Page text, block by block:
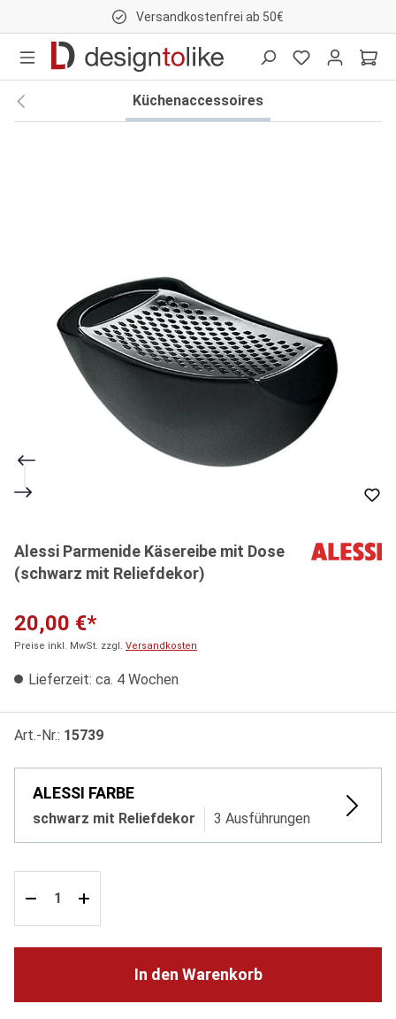
Versandkostenfrei ab 50€
Küchenaccessoires
Alessi Parmenide Käsereibe mit Dose
(schwarz mit Reliefdekor)
20,00 €*
Preise inkl. MwSt. zzgl. Versandkosten
Lieferzeit: ca. 4 Wochen
Art.-Nr.: 15739
ALESSI FARBE
schwarz mit Reliefdekor 3 Ausführungen
In den Warenkorb